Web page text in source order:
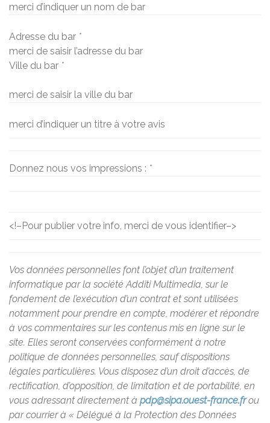
merci d’indiquer un nom de bar
Adresse du bar *
merci de saisir l’adresse du bar
Ville du bar *
merci de saisir la ville du bar
merci d’indiquer un titre à votre avis
Donnez nous vos impressions : *
<!– Pour publier votre info, merci de vous identifier–>
Vos données personnelles font l’objet d’un traitement
informatique par la société Additi Multimedia, sur le
fondement de l’exécution d’un contrat et sont utilisées
notamment pour prendre en compte, modérer et répondre
à vos commentaires sur les contenus mis en ligne sur le
site. Elles seront conservées conformément à notre
politique de données personnelles, sauf dispositions
légales particulières. Vous disposez d’un droit d’accès, de
rectification, d’opposition, de limitation et de portabilité, en
vous adressant directement à pdp@sipa.ouest-france.frou
par courrier à « Délégué à la Protection des Données